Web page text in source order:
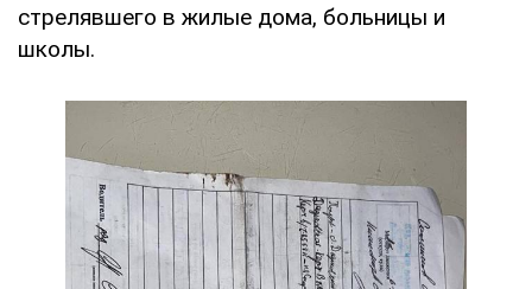
стрелявшего в жилые дома, больницы и
школы.